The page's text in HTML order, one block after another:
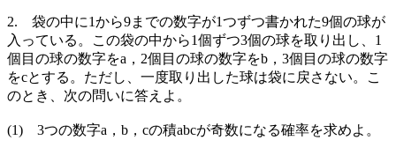
2. 袋の中に1から9までの数字が1つずつ書かれた9個の球が
入っている。この袋の中から1個ずつ3個の球を取り出し、1
個目の球の数字をa，2個目の球の数字をb，3個目の球の数字
をcとする。ただし、一度取り出した球は袋に戻さない。こ
のとき、次の問いに答えよ。
(1) 3つの数字a，b，cの積abcが奇数になる確率を求めよ。